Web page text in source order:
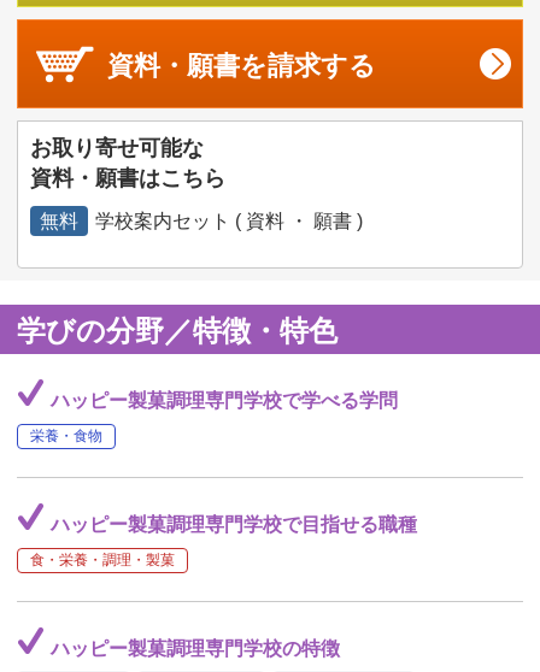
資料・願書を請求する
お取り寄せ可能な
資料・願書はこちら
無料 学校案内セット ( 資料 ・ 願書 )
学びの分野／特徴・特色
ハッピー製菓調理専門学校で学べる学問
栄養・食物
ハッピー製菓調理専門学校で目指せる職種
食・栄養・調理・製菓
ハッピー製菓調理専門学校の特徴